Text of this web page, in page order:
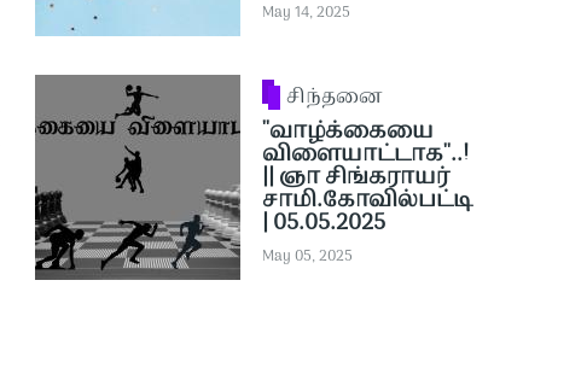
May 14, 2025
சிந்தனை
''வாழ்க்கையை
விளையாட்டாக''..!
|| ஞா சிங்கராயர்
சாமி.கோவில்பட்டி
| 05.05.2025
May 05, 2025